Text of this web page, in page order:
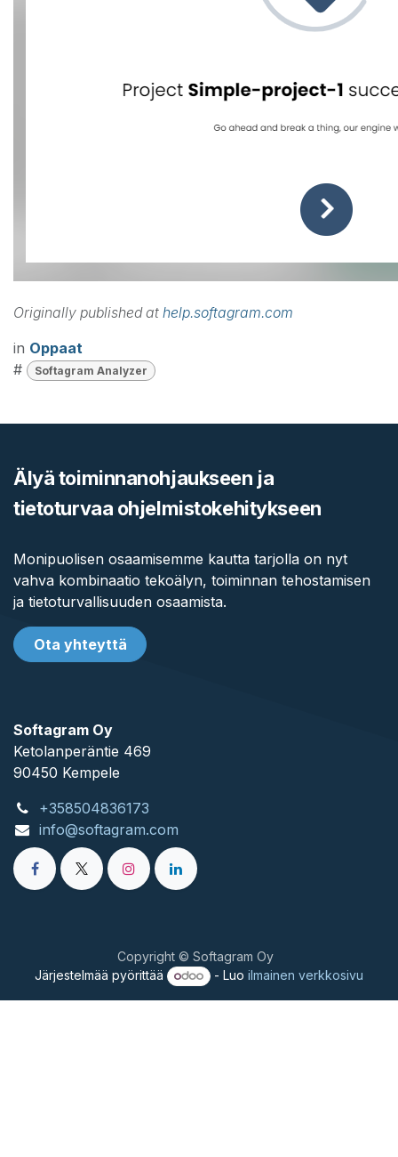
Originally published at help.softagram.com
in Oppaat
#
Softagram Analyzer
Älyä toiminnanohjaukseen ja
tietoturvaa ohjelmistokehitykseen
Monipuolisen osaamisemme kautta tarjolla on nyt
vahva kombinaatio tekoälyn, toiminnan tehostamisen
ja tietoturvallisuuden osaamista.
Ota yhteyttä
Softagram Oy
Ketolanperäntie 469
90450 ​Kempele
+358504836173
info@softagram.com
Copyright © Softagram Oy
Järjestelmää pyörittää
- Luo ilmainen verkkosivu